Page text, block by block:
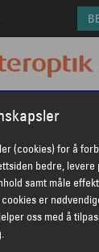
(cookies) for å
bedre, levere
samt måle
er
oss med å